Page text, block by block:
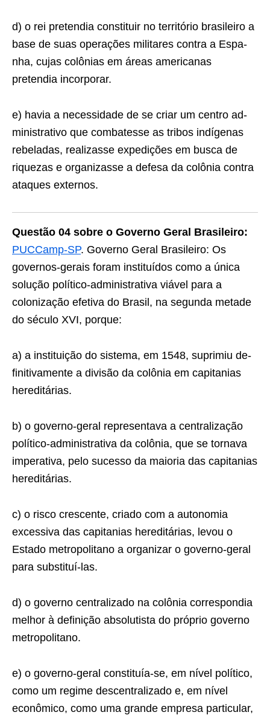
d) o rei pretendia constituir no território brasileiro a
base de suas operações militares contra a Espa­
nha, cujas colônias em áreas americanas
pretendia incorporar.
e) havia a necessidade de se criar um centro ad­
ministrativo que combatesse as tribos indígenas
rebeladas, realizasse expedições em busca de
riquezas e organizasse a defesa da colônia contra
ataques externos.
Questão 04 sobre o Governo Geral Brasileiro:
PUCCamp-SP. Governo Geral Brasileiro: Os
governos-gerais foram instituídos como a única
solução político-administrativa viável para a
coloniza­ção efetiva do Brasil, na segunda metade
do século XVI, porque:
a) a instituição do sistema, em 1548, suprimiu de­
finitivamente a divisão da colônia em capitanias
hereditárias.
b) o governo-geral representava a centralização
político-administrativa da colônia, que se tornava
imperativa, pelo sucesso da maioria das capitanias
hereditárias.
c) o risco crescente, criado com a autonomia
exces­siva das capitanias hereditárias, levou o
Estado metropolitano a organizar o governo-geral
para substituí-las.
d) o governo centralizado na colônia correspondia
melhor à definição absolutista do próprio governo
metropolitano.
e) o governo-geral constituía-se, em nível político,
como um regime descentralizado e, em nível
econômico, como uma grande empresa particular,